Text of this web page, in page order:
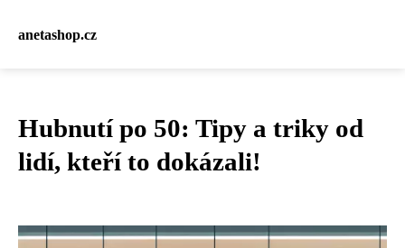
anetashop.cz
Hubnutí po 50: Tipy a triky od
lidí, kteří to dokázali!